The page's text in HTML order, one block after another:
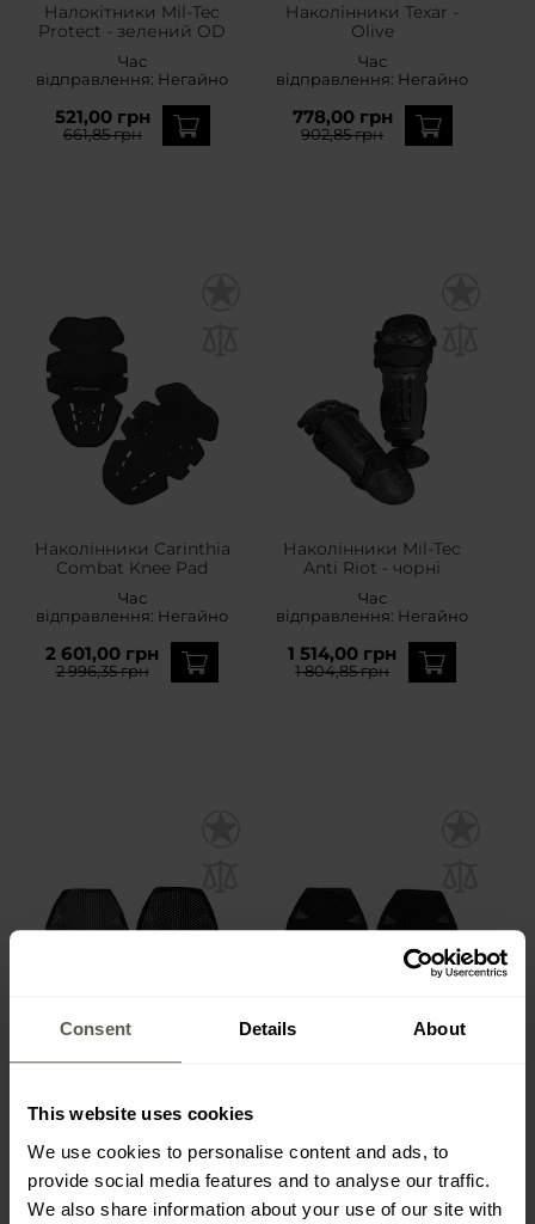
Consent Details About
This website uses cookies
We use cookies to personalise content and ads, to
provide social media features and to analyse our traffic.
We also share information about your use of our site with
Налокітники Mil-Tec
Protect - зелений OD
Час
відправлення: Негайно
521,00 грн
661,85 грн
Наколінники Texar -
Olive
Час
відправлення: Негайно
778,00 грн
902,85 грн
Наколінники Carinthia
Combat Knee Pad
Час
відправлення: Негайно
2 601,00 грн
2 996,35 грн
Наколінники Mil-Tec
Anti Riot - чорні
Час
відправлення: Негайно
1 514,00 грн
1 804,85 грн
Flex-Soft Elbow Pads
відправлення:Негайно
1 256,00 грн
1 443,85 грн
відправлення:Негайно
1 256,00 грн
1 443,85 грн